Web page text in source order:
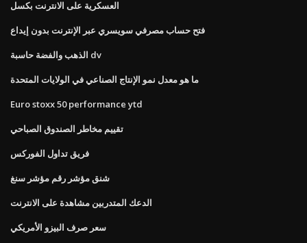
العسكرية على الانترنت بكسل
فتح حساب مصرفي سويسري عبر الإنترنت بدون إيداع
الذهب والفضة حاسبة dv
ما هو معدل نمو الإنتاج الصناعي في الولايات المتحدة
Euro stoxx 50 performance ytd
تقييم مخاطر الصندوق الصباحي
فريق تداول الفوركس
شنق مؤشر رقم مؤشر سنغ
الدعك المتدربين مشاهدة على الانترنت
سعر صرف البيزو الأمريكي